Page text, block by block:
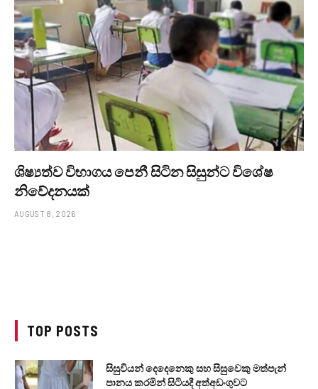
ශිෂ්‍යත්ව විභාගය පෙනී සිටින සිසුන්ට විශේෂ
නිවේදනයක්
AUGUST 8, 2026
TOP POSTS
සිසුවියන් දෙදෙනෙකු සහ සිසුවෙකු මත්පැන්
පානය කරමින් සිටියදී අත්අඩංගුවට